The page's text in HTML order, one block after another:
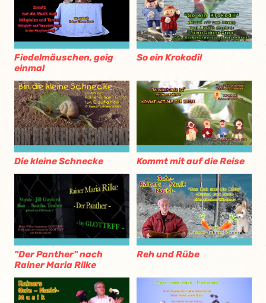
Fiedelmäuschen, geig
einmal
So ein Krokodil
Die kleine Schnecke Kommt mit auf die Reise
"Der Panther" nach
Rainer Maria Rilke
Reh und Rübe